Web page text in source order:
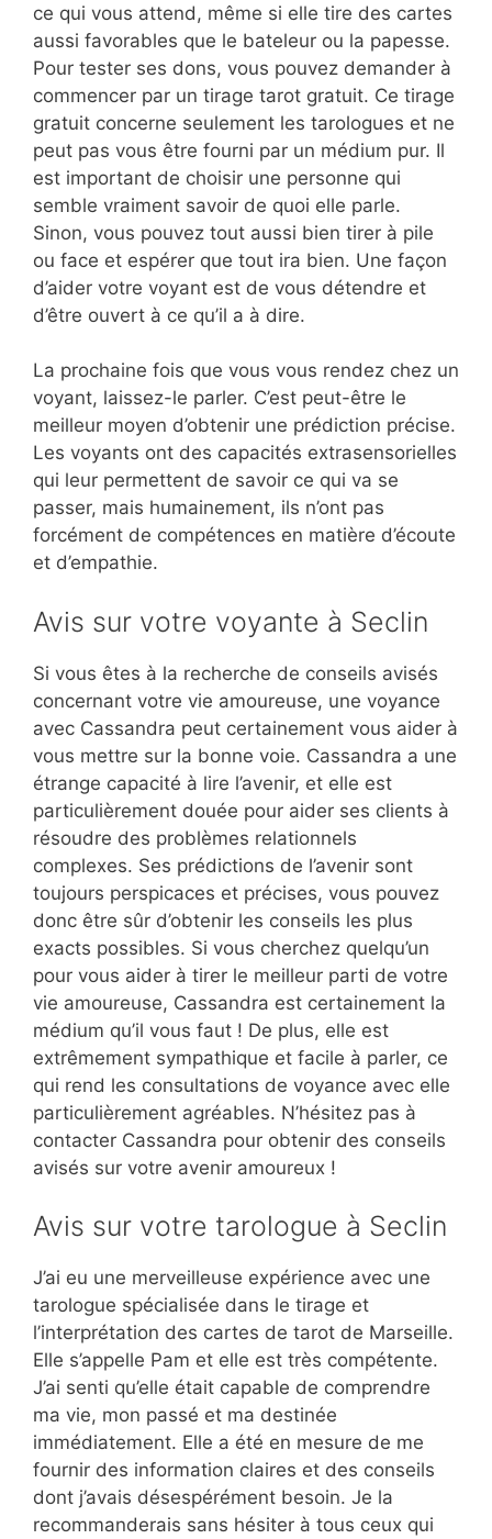
ce qui vous attend, même si elle tire des cartes
aussi favorables que le bateleur ou la papesse.
Pour tester ses dons, vous pouvez demander à
commencer par un tirage tarot gratuit. Ce tirage
gratuit concerne seulement les tarologues et ne
peut pas vous être fourni par un médium pur. Il
est important de choisir une personne qui
semble vraiment savoir de quoi elle parle.
Sinon, vous pouvez tout aussi bien tirer à pile
ou face et espérer que tout ira bien. Une façon
d’aider votre voyant est de vous détendre et
d’être ouvert à ce qu’il a à dire.
La prochaine fois que vous vous rendez chez un
voyant, laissez-le parler. C’est peut-être le
meilleur moyen d’obtenir une prédiction précise.
Les voyants ont des capacités extrasensorielles
qui leur permettent de savoir ce qui va se
passer, mais humainement, ils n’ont pas
forcément de compétences en matière d’écoute
et d’empathie.
Avis sur votre voyante à Seclin
Si vous êtes à la recherche de conseils avisés
concernant votre vie amoureuse, une voyance
avec Cassandra peut certainement vous aider à
vous mettre sur la bonne voie. Cassandra a une
étrange capacité à lire l’avenir, et elle est
particulièrement douée pour aider ses clients à
résoudre des problèmes relationnels
complexes. Ses prédictions de l’avenir sont
toujours perspicaces et précises, vous pouvez
donc être sûr d’obtenir les conseils les plus
exacts possibles. Si vous cherchez quelqu’un
pour vous aider à tirer le meilleur parti de votre
vie amoureuse, Cassandra est certainement la
médium qu’il vous faut ! De plus, elle est
extrêmement sympathique et facile à parler, ce
qui rend les consultations de voyance avec elle
particulièrement agréables. N’hésitez pas à
contacter Cassandra pour obtenir des conseils
avisés sur votre avenir amoureux !
Avis sur votre tarologue à Seclin
J’ai eu une merveilleuse expérience avec une
tarologue spécialisée dans le tirage et
l’interprétation des cartes de tarot de Marseille.
Elle s’appelle Pam et elle est très compétente.
J’ai senti qu’elle était capable de comprendre
ma vie, mon passé et ma destinée
immédiatement. Elle a été en mesure de me
fournir des information claires et des conseils
dont j’avais désespérément besoin. Je la
recommanderais sans hésiter à tous ceux qui